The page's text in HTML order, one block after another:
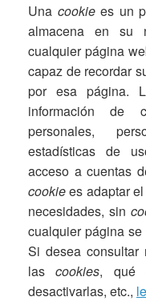
Una cookiees un
almacena en su
cualquier página
capaz de recordar
por esa página.
información de
personales,
estadísticas de
acceso a cuentas
cookiees adaptar
necesidades, sin
cualquier página
Si desea consultar
lascookies, qué
desactivarlas, etc.,